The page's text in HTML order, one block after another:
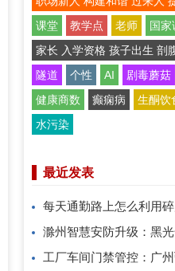
课堂
教学点 老师 国家
家长 入学资格 孩子出生 剖
隧道
个性 AI 剧毒蘑菇
健康商数
癫痫病 生酮饮
水污染
最近发表
每天通勤路上怎么利用碎片
滁州智慧安防升级：黑光全彩
工厂车间门禁管控：广州弘